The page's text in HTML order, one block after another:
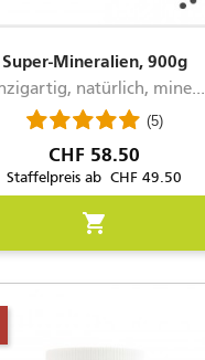
Super-Mineralien, 900g
natürlich, mine...
(5)
Preis
CHF 58.50
Staffelpreis ab CHF 49.50
shopping_cart